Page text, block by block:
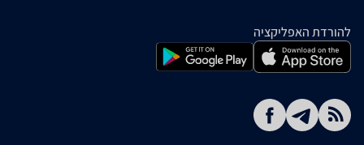
להורדת האפליקציה